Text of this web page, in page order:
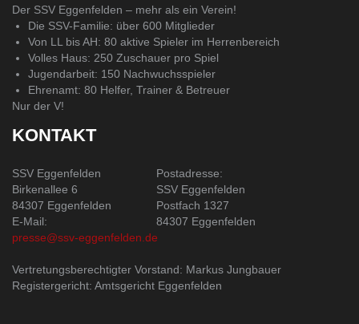
Der SSV Eggenfelden – mehr als ein Verein!
Die SSV-Familie: über 600 Mitglieder
Von LL bis AH: 80 aktive Spieler im Herrenbereich
Volles Haus: 250 Zuschauer pro Spiel
Jugendarbeit: 150 Nachwuchsspieler
Ehrenamt: 80 Helfer, Trainer & Betreuer
Nur der V!
KONTAKT
SSV Eggenfelden
Birkenallee 6
84307 Eggenfelden
E-Mail:
presse@ssv-eggenfelden.de
Postadresse:
SSV Eggenfelden
Postfach 1327
84307 Eggenfelden
Vertretungsberechtigter Vorstand: Markus Jungbauer
Registergericht: Amtsgericht Eggenfelden